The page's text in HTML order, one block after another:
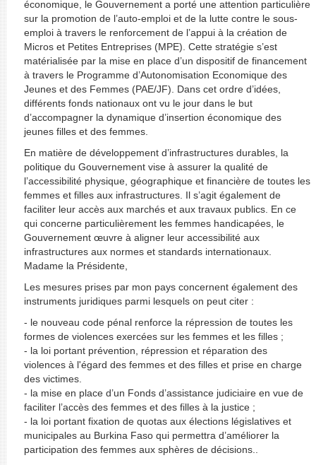
économique, le Gouvernement a porté une attention particulière
sur la promotion de l’auto-emploi et de la lutte contre le sous-
emploi à travers le renforcement de l’appui à la création de
Micros et Petites Entreprises (MPE). Cette stratégie s’est
matérialisée par la mise en place d’un dispositif de financement
à travers le Programme d’Autonomisation Economique des
Jeunes et des Femmes (PAE/JF). Dans cet ordre d’idées,
différents fonds nationaux ont vu le jour dans le but
d’accompagner la dynamique d’insertion économique des
jeunes filles et des femmes.
En matière de développement d’infrastructures durables, la
politique du Gouvernement vise à assurer la qualité de
l’accessibilité physique, géographique et financière de toutes les
femmes et filles aux infrastructures. Il s’agit également de
faciliter leur accès aux marchés et aux travaux publics. En ce
qui concerne particulièrement les femmes handicapées, le
Gouvernement œuvre à aligner leur accessibilité aux
infrastructures aux normes et standards internationaux.
Madame la Présidente,
Les mesures prises par mon pays concernent également des
instruments juridiques parmi lesquels on peut citer :
- le nouveau code pénal renforce la répression de toutes les
formes de violences exercées sur les femmes et les filles ;
- la loi portant prévention, répression et réparation des
violences à l'égard des femmes et des filles et prise en charge
des victimes.
- la mise en place d’un Fonds d’assistance judiciaire en vue de
faciliter l’accès des femmes et des filles à la justice ;
- la loi portant fixation de quotas aux élections législatives et
municipales au Burkina Faso qui permettra d’améliorer la
participation des femmes aux sphères de décisions..